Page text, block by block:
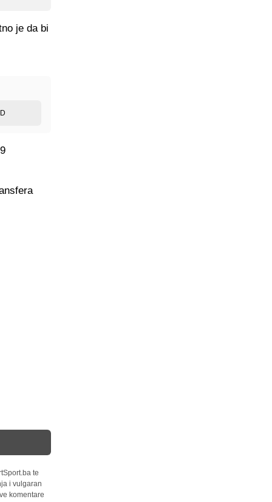
je da bi
te
i vulgaran
komentare